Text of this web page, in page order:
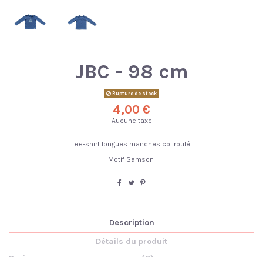
JBC - 98 cm
Rupture de stock
4,00 €
Aucune taxe
Tee-shirt longues manches col roulé
Motif Samson
Description
Détails du produit